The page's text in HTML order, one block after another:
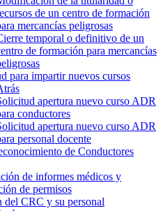
de un centro de formación
mercancías peligrosas
temporal o definitivo de un
de formación para mercancías
para impartir nuevos cursos
apertura nuevo curso ADR
conductores
apertura nuevo curso ADR
personal docente
de Conductores
de informes médicos y
de permisos
del CRC y su personal